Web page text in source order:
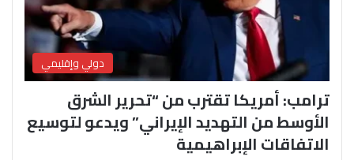
دولي وإقليمي
ترامب: أمريكا تقترب من “تحرير الشرق
الأوسط من التهديد الإيراني” ويدعو لتوسيع
الاتفاقات الإبراهيمية